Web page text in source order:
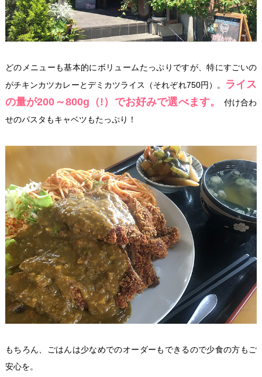
どのメニューも基本的にボリュームたっぷりですが、特にすごいの
がチキンカツカレーとデミカツライス（それぞれ750円）。
ライス
の量が200～800g（!）でお好みで選べます。
付け合わ
せのパスタもキャベツもたっぷり！
もちろん、ごはんは少なめでのオーダーもできるので少食の方もご
安心を。